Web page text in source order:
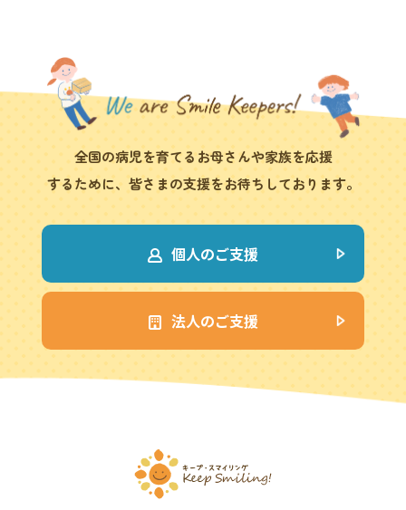
全国の病児を育てるお母さんや家族を応援
するために、皆さまの支援をお待ちしております。
個人のご支援
法人のご支援